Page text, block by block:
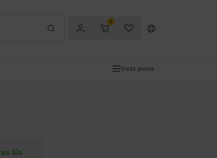
0
Visas preces
šīs